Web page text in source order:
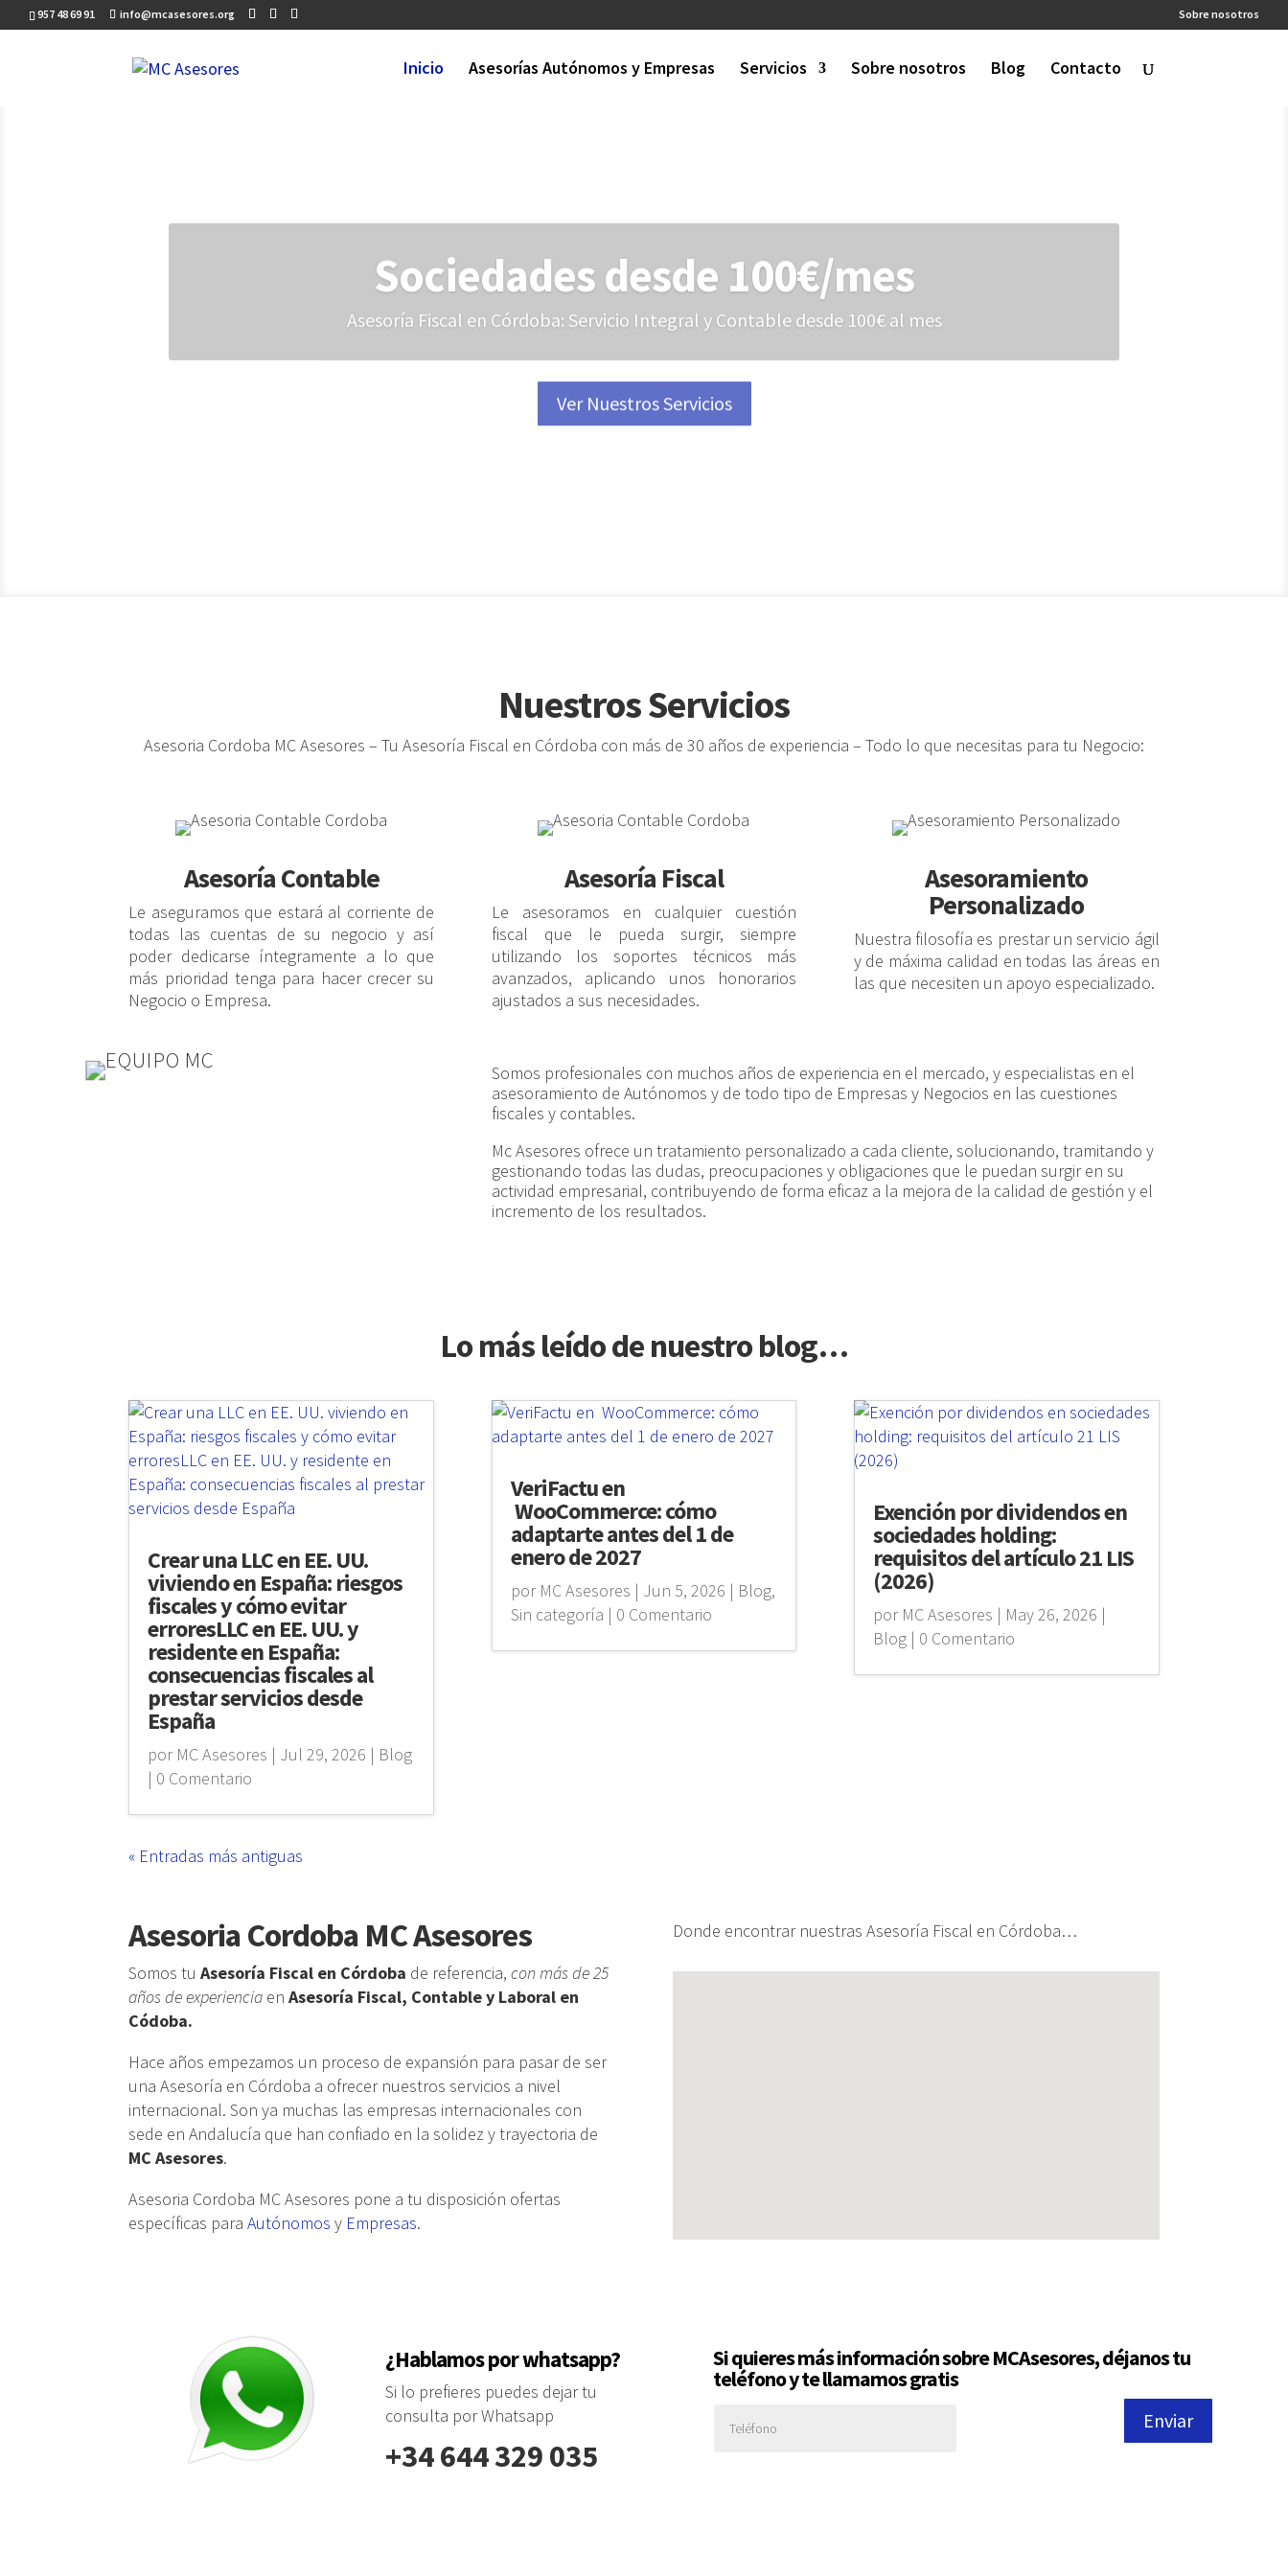
957 48 69 91 info@mcasesores.org Sobre nosotros
Inicio Asesorías Autónomos y Empresas Servicios Sobre nosotros Blog Contacto
Sociedades desde 100€/mes
Asesoría Fiscal en Córdoba: Servicio Integral y Contable desde 100€ al mes
Ver Nuestros Servicios
Nuestros Servicios
Asesoria Cordoba MC Asesores – Tu Asesoría Fiscal en Córdoba con más de 30 años de experiencia – Todo lo que necesitas para tu Negocio:
Asesoría Contable
Le aseguramos que estará al corriente de
todas las cuentas de su negocio y así
poder dedicarse íntegramente a lo que
más prioridad tenga para hacer crecer su
Negocio o Empresa.
Asesoría Fiscal
Le asesoramos en cualquier cuestión
fiscal que le pueda surgir, siempre
utilizando los soportes técnicos más
avanzados, aplicando unos honorarios
ajustados a sus necesidades.
Asesoramiento
Personalizado
Nuestra filosofía es prestar un servicio ágil
y de máxima calidad en todas las áreas en
las que necesiten un apoyo especializado.
Somos profesionales con muchos años de experiencia en el mercado, y especialistas en el
asesoramiento de Autónomos y de todo tipo de Empresas y Negocios en las cuestiones
fiscales y contables.
Mc Asesores ofrece un tratamiento personalizado a cada cliente, solucionando, tramitando y
gestionando todas las dudas, preocupaciones y obligaciones que le puedan surgir en su
actividad empresarial, contribuyendo de forma eficaz a la mejora de la calidad de gestión y el
incremento de los resultados.
Lo más leído de nuestro blog…
Crear una LLC en EE. UU.
viviendo en España: riesgos
fiscales y cómo evitar
erroresLLC en EE. UU. y
residente en España:
consecuencias fiscales al
prestar servicios desde
España
por MC Asesores | Jul 29, 2026 | Blog
| 0 Comentario
VeriFactu en
WooCommerce: cómo
adaptarte antes del 1 de
enero de 2027
por MC Asesores | Jun 5, 2026 | Blog,
Sin categoría | 0 Comentario
Exención por dividendos en
sociedades holding:
requisitos del artículo 21 LIS
(2026)
por MC Asesores | May 26, 2026 |
Blog| 0 Comentario
« Entradas más antiguas
Asesoria Cordoba MC Asesores
Somos tuAsesoría Fiscal en Córdoba de referencia,con más de 25
años de experiencia enAsesoría Fiscal, Contable y Laboral en
Códoba.
Hace años empezamos un proceso de expansión para pasar de ser
una Asesoría en Córdoba a ofrecer nuestros servicios a nivel
internacional. Son ya muchas las empresas internacionales con
sede en Andalucía que han confiado en la solidez y trayectoria de
MC Asesores.
Asesoria Cordoba MC Asesores pone a tu disposición ofertas
específicas paraAutónomos y Empresas.
Donde encontrar nuestras Asesoría Fiscal en Córdoba…
¿Hablamos por whatsapp?
Si lo prefieres puedes dejar tu
consulta por Whatsapp
+34 644 329 035
Si quieres más información sobre MCAsesores, déjanos tu
teléfono y te llamamos gratis
Enviar